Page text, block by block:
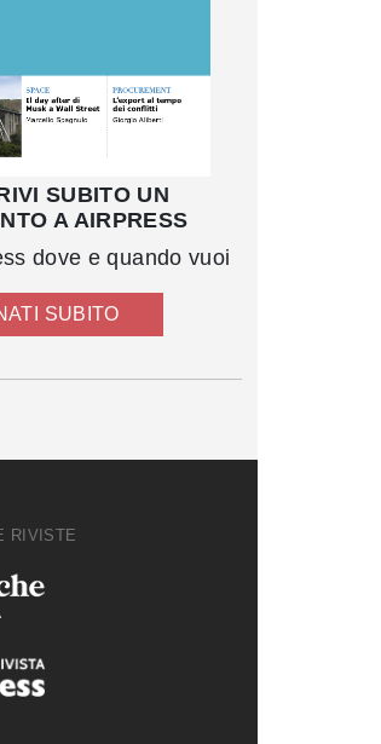
SUBITO UN
A AIRPRESS
dove e quando vuoi
SUBITO
RIVISTE